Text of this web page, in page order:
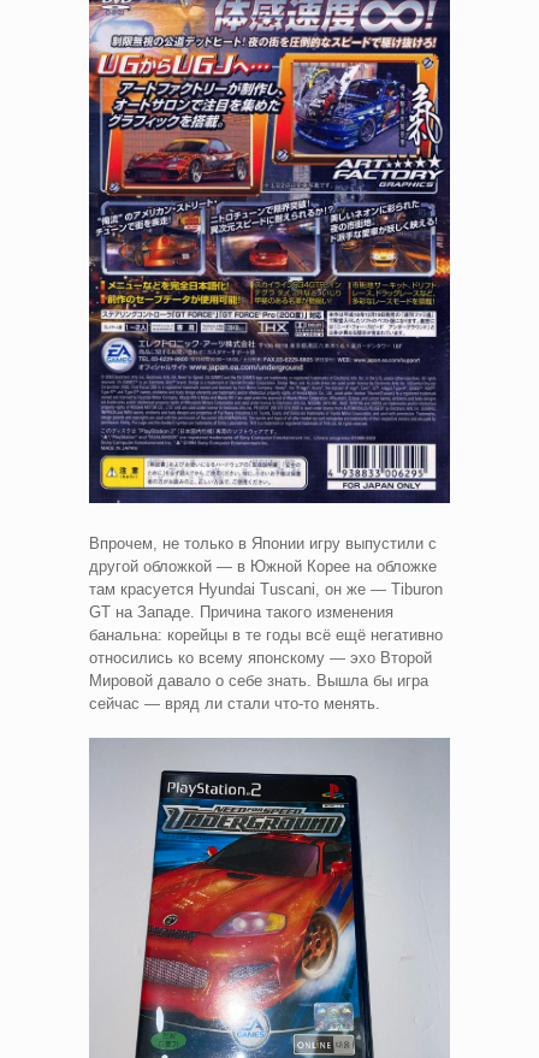
Впрочем, не только в Японии игру выпустили с
другой обложкой — в Южной Корее на обложке
там красуется Hyundai Tuscani, он же — Tiburon
GT на Западе. Причина такого изменения
банальна: корейцы в те годы всё ещё негативно
относились ко всему японскому — эхо Второй
Мировой давало о себе знать. Вышла бы игра
сейчас — вряд ли стали что-то менять.